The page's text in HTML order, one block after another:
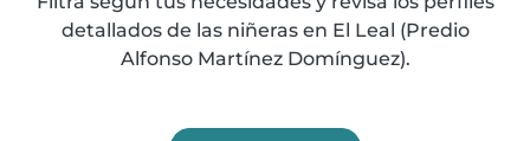
detallados de las niñeras en El Leal (Predio
Alfonso Martínez Domínguez).